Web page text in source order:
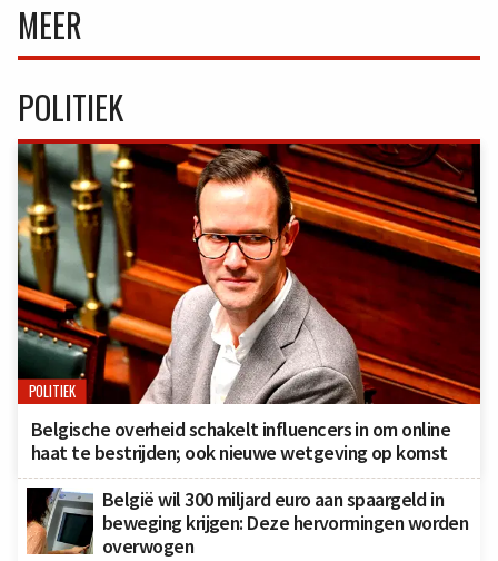
MEER
POLITIEK
POLITIEK
Belgische overheid schakelt influencers in om online
haat te bestrijden; ook nieuwe wetgeving op komst
België wil 300 miljard euro aan spaargeld in
beweging krijgen: Deze hervormingen worden
overwogen